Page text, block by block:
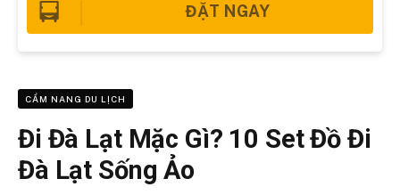
ĐẶT NGAY
CẨM NANG DU LỊCH
Đi Đà Lạt Mặc Gì? 10 Set Đồ Đi
Đà Lạt Sống Ảo